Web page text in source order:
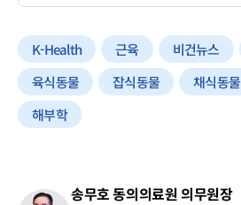
K-Health 근육 비건뉴스
육식동물
잡식동물 채식동물
해부학
송무호 동의의료원 의무원장